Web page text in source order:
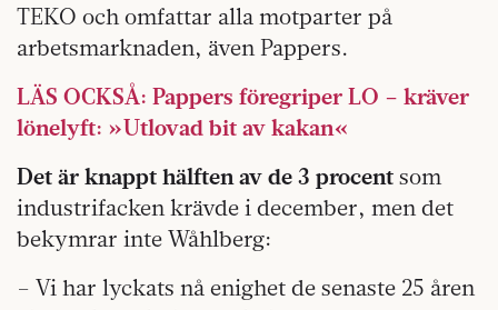
TEKO och omfattar alla motparter på
arbetsmarknaden, även Pappers.
LÄS OCKSÅ: Pappers föregriper LO – kräver
lönelyft: »Utlovad bit av kakan«
Det är knappt hälften av de 3 procent som
industrifacken krävde i december, men det
bekymrar inte Wåhlberg:
– Vi har lyckats nå enighet de senaste 25 åren